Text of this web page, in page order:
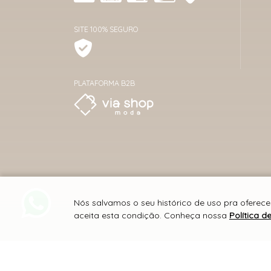
SITE 100% SEGURO
PLATAFORMA B2B
Nós salvamos o seu histórico de uso pra
aceita esta condição. Conheça nossa Política